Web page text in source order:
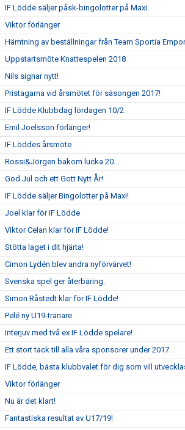
IF Lödde säljer påsk-bingolotter på Maxi.
Viktor förlänger
Hämtning av beställningar från Team Sportia
Uppstartsmöte Knattespelen 2018
Nils signar nytt!
Pristagarna vid årsmötet för säsongen 2017!
IF Lödde Klubbdag lördagen 10/2
Emil Joelsson förlänger!
IF Löddes årsmöte
Rossi&Jörgen bakom lucka 20...
God Jul och ett Gott Nytt År!
IF Lödde säljer Bingolotter på Maxi!
Joel klar för IF Lödde
Viktor Celan klar för IF Lödde!
Stötta laget i dit hjärta!
Cimon Lydén blev andra nyförvärvet!
Svenska spel ger återbäring.
Simon Råstedt klar för IF Lödde!
Pelé ny U19-tränare
Interjuv med två ex IF Lödde spelare!
Ett stort tack till alla våra sponsorer under 2017.
IF Lödde, bästa klubbvalet för dig som vill
Viktor förlänger
Nu är det klart!
Fantastiska resultat av U17/19!